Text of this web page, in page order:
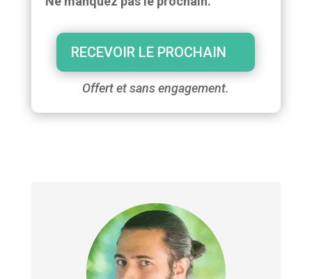
RECEVOIR LE PROCHAIN
Offert et sans engagement.